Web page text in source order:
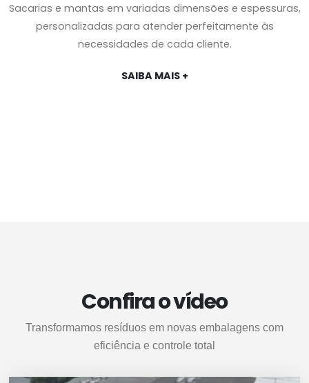
Sacarias e mantas em variadas dimensões e espessuras,
personalizadas para atender perfeitamente às
necessidades de cada cliente.
SAIBA MAIS +
Confira o vídeo
Transformamos resíduos em novas embalagens com
eficiência e controle total